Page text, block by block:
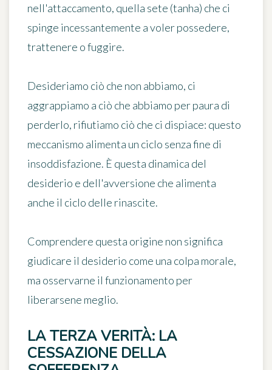
nell'attaccamento, quella sete (tanha) che ci
spinge incessantemente a voler possedere,
trattenere o fuggire.
Desideriamo ciò che non abbiamo, ci
aggrappiamo a ciò che abbiamo per paura di
perderlo, rifiutiamo ciò che ci dispiace: questo
meccanismo alimenta un ciclo senza fine di
insoddisfazione. È questa dinamica del
desiderio e dell'avversione che alimenta
anche il ciclo delle rinascite.
Comprendere questa origine non significa
giudicare il desiderio come una colpa morale,
ma osservarne il funzionamento per
liberarsene meglio.
LA TERZA VERITÀ: LA
CESSAZIONE DELLA